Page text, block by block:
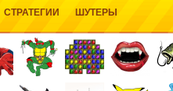
СТРАТЕГИИ ШУТЕРЫ